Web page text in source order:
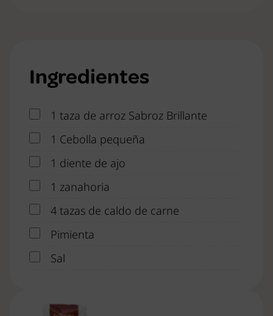
Ingredientes
1 taza de arroz Sabroz Brillante
1 Cebolla pequeña
1 diente de ajo
1 zanahoria
4 tazas de caldo de carne
Pimienta
Sal